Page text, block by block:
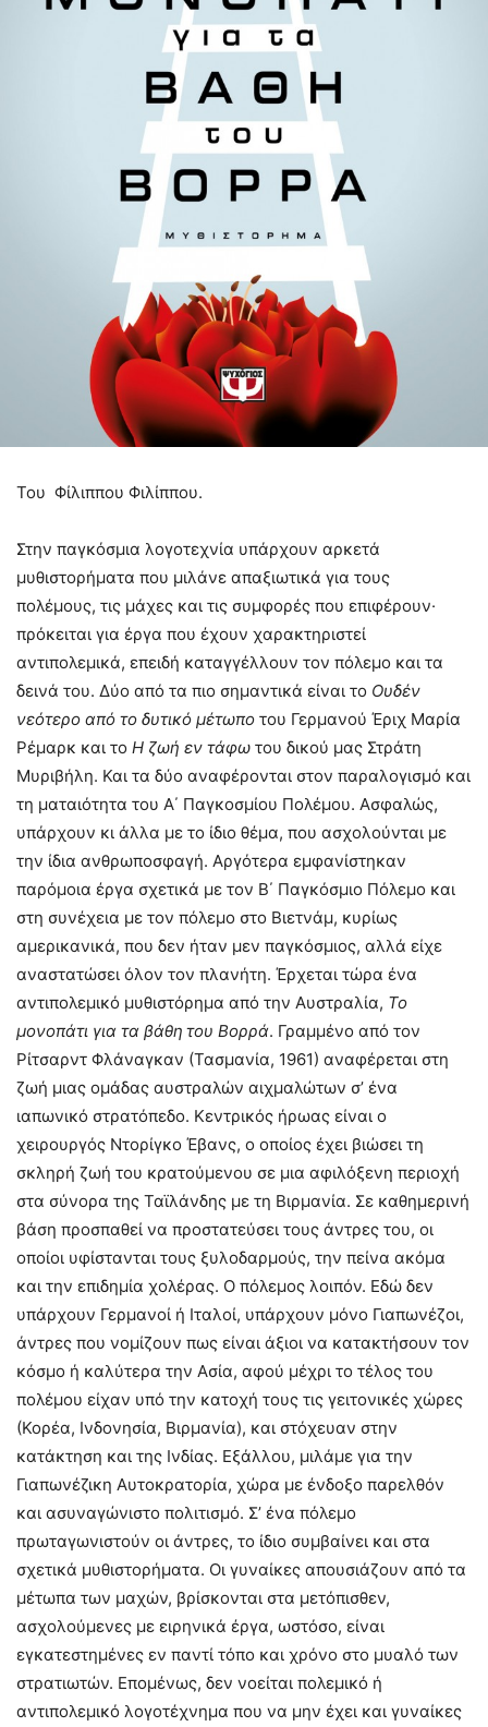
Του Φίλιππου Φιλίππου.
Στην παγκόσμια λογοτεχνία υπάρχουν αρκετά
μυθιστορήματα που μιλάνε απαξιωτικά για τους
πολέμους, τις μάχες και τις συμφορές που επιφέρουν·
πρόκειται για έργα που έχουν χαρακτηριστεί
αντιπολεμικά, επειδή καταγγέλλουν τον πόλεμο και τα
δεινά του. Δύο από τα πιο σημαντικά είναι το Ουδέν
νεότερο από το δυτικό μέτωπο του Γερμανού Έριχ Μαρία
Ρέμαρκ και το Η ζωή εν τάφω του δικού μας Στράτη
Μυριβήλη. Και τα δύο αναφέρονται στον παραλογισμό και
τη ματαιότητα του Α΄ Παγκοσμίου Πολέμου. Ασφαλώς,
υπάρχουν κι άλλα με το ίδιο θέμα, που ασχολούνται με
την ίδια ανθρωποσφαγή. Αργότερα εμφανίστηκαν
παρόμοια έργα σχετικά με τον Β΄ Παγκόσμιο Πόλεμο και
στη συνέχεια με τον πόλεμο στο Βιετνάμ, κυρίως
αμερικανικά, που δεν ήταν μεν παγκόσμιος, αλλά είχε
αναστατώσει όλον τον πλανήτη. Έρχεται τώρα ένα
αντιπολεμικό μυθιστόρημα από την Αυστραλία, Το
μονοπάτι για τα βάθη του Βορρά. Γραμμένο από τον
Ρίτσαρντ Φλάναγκαν (Τασμανία, 1961) αναφέρεται στη
ζωή μιας ομάδας αυστραλών αιχμαλώτων σ’ ένα
ιαπωνικό στρατόπεδο. Κεντρικός ήρωας είναι ο
χειρουργός Ντορίγκο Έβανς, ο οποίος έχει βιώσει τη
σκληρή ζωή του κρατούμενου σε μια αφιλόξενη περιοχή
στα σύνορα της Ταϊλάνδης με τη Βιρμανία. Σε καθημερινή
βάση προσπαθεί να προστατεύσει τους άντρες του, οι
οποίοι υφίστανται τους ξυλοδαρμούς, την πείνα ακόμα
και την επιδημία χολέρας. Ο πόλεμος λοιπόν. Εδώ δεν
υπάρχουν Γερμανοί ή Ιταλοί, υπάρχουν μόνο Γιαπωνέζοι,
άντρες που νομίζουν πως είναι άξιοι να κατακτήσουν τον
κόσμο ή καλύτερα την Ασία, αφού μέχρι το τέλος του
πολέμου είχαν υπό την κατοχή τους τις γειτονικές χώρες
(Κορέα, Ινδονησία, Βιρμανία), και στόχευαν στην
κατάκτηση και της Ινδίας. Εξάλλου, μιλάμε για την
Γιαπωνέζικη Αυτοκρατορία, χώρα με ένδοξο παρελθόν
και ασυναγώνιστο πολιτισμό. Σ’ ένα πόλεμο
πρωταγωνιστούν οι άντρες, το ίδιο συμβαίνει και στα
σχετικά μυθιστορήματα. Οι γυναίκες απουσιάζουν από τα
μέτωπα των μαχών, βρίσκονται στα μετόπισθεν,
ασχολούμενες με ειρηνικά έργα, ωστόσο, είναι
εγκατεστημένες εν παντί τόπο και χρόνο στο μυαλό των
στρατιωτών. Επομένως, δεν νοείται πολεμικό ή
αντιπολεμικό λογοτέχνημα που να μην έχει και γυναίκες